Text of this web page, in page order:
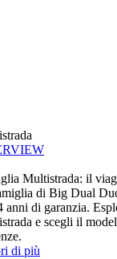
Multistrada: il
di Big Dual
anni di garanzia.
e scegli il
di più